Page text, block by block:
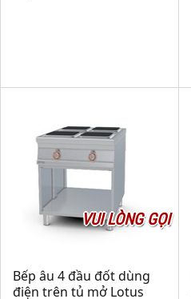
VUI LÒNG GỌI
Bếp âu 4 đầu đốt dùng
điện trên tủ mở Lotus